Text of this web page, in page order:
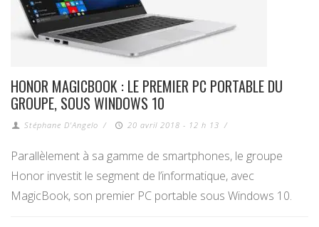
HONOR MAGICBOOK : LE PREMIER PC PORTABLE DU
GROUPE, SOUS WINDOWS 10
Stéphane D'Angelo / 20 avril 2018 - 12 h 13 /
Parallèlement à sa gamme de smartphones, le groupe
Honor investit le segment de l’informatique, avec
MagicBook, son premier PC portable sous Windows 10.